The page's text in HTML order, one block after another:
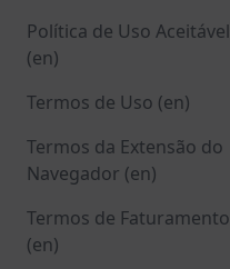
Política de Uso Aceitável
(en)
Termos de Uso (en)
Termos da Extensão do
Navegador (en)
Termos de Faturamento
(en)